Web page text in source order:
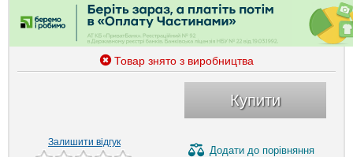
Товар знято з виробництва
Купити
Залишити відгук
Додати до порівняння